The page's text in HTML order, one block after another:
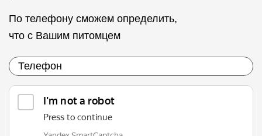
По телефону сможем определить,
что с Вашим питомцем